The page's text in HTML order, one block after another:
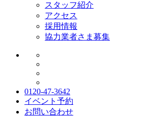
スタッフ紹介
アクセス
採用情報
協力業者さま募集
0120-47-3642
イベント予約
お問い合わせ